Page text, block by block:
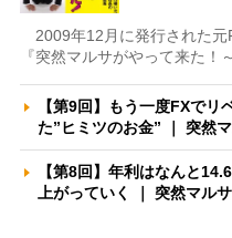
2009年12月に発行された元
『突然マルサがやって来た！
【第9回】もう一度FXで
た”ヒミツのお金” ｜ 突然
【第8回】年利はなんと
上がっていく ｜ 突然マル